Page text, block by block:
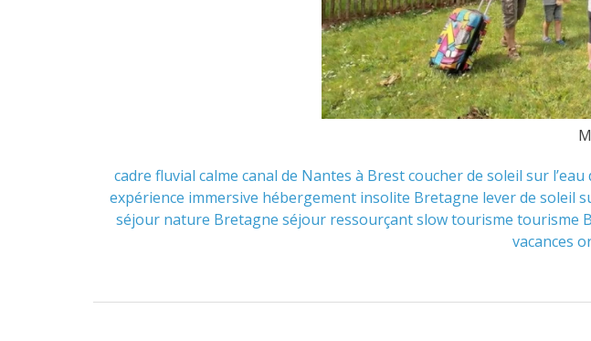
cadre fluvial calme canal de Nantes à Brestcoucher de soleil sur l’eau
expérience immersive hébergement insolite Bretagne lever de soleil
séjour nature Bretagne séjour ressourçant slow tourisme tourisme
vacances